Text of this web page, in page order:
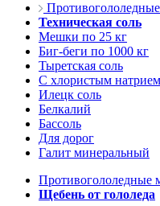
Техническая соль
Мешки по 25 кг
Биг-беги по 1000 кг
Тыретская соль
С хлористым натрием
Илецк соль
Белкалий
Бассоль
Для дорог
Галит минеральный
Противогололедные
Щебень от гололеда